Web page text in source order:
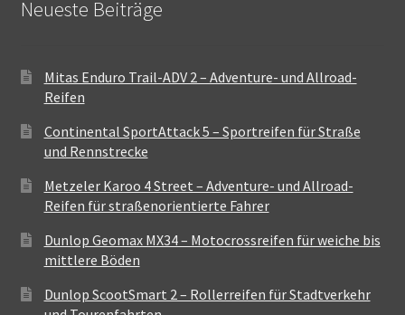
Neueste Beiträge
Mitas Enduro Trail-ADV 2 – Adventure- und Allroad-
Reifen
Continental SportAttack 5 – Sportreifen für Straße
und Rennstrecke
Metzeler Karoo 4 Street – Adventure- und Allroad-
Reifen für straßenorientierte Fahrer
Dunlop Geomax MX34 – Motocrossreifen für weiche bis
mittlere Böden
Dunlop ScootSmart 2 – Rollerreifen für Stadtverkehr